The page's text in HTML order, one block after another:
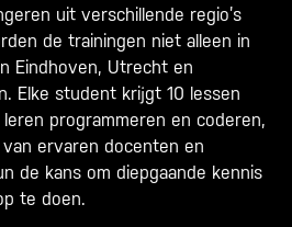
uit verschillende regio’s
de trainingen niet alleen in
Eindhoven, Utrecht en
Elke student krijgt 10 lessen
programmeren en coderen,
ervaren docenten en
de kans om diepgaande kennis
te doen.